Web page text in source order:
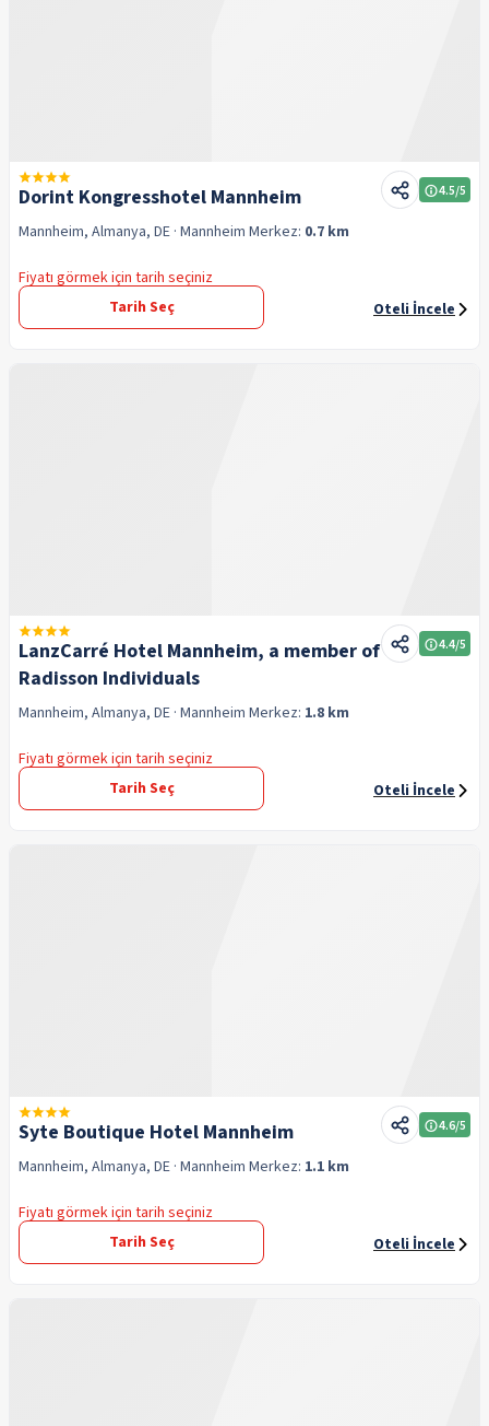
Dorint Kongresshotel Mannheim 4.5/5
Mannheim, Almanya, DE · Mannheim Merkez: 0.7 km
Fiyatı görmek için tarih seçiniz
Tarih Seç
Oteli İncele
LanzCarré Hotel Mannheim, a member of
Radisson Individuals
4.4/5
Mannheim, Almanya, DE · Mannheim Merkez: 1.8 km
Fiyatı görmek için tarih seçiniz
Tarih Seç
Oteli İncele
Syte Boutique Hotel Mannheim 4.6/5
Mannheim, Almanya, DE · Mannheim Merkez: 1.1 km
Fiyatı görmek için tarih seçiniz
Tarih Seç
Oteli İncele